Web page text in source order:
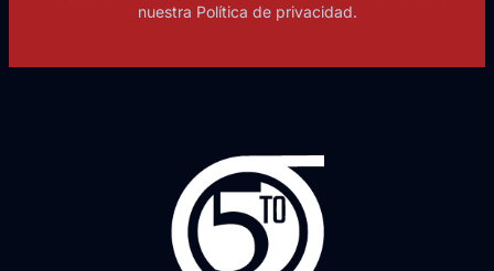
nuestra Política de privacidad.